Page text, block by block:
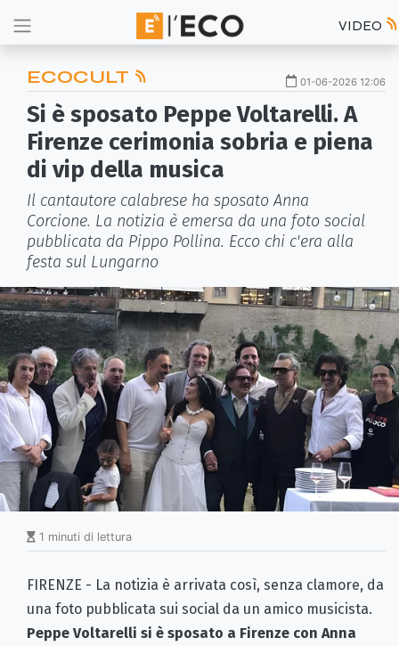
VIDEO
ECOCULT 01-06-2026 12:06
Si è sposato Peppe Voltarelli. A
Firenze cerimonia sobria e piena
di vip della musica
Il cantautore calabrese ha sposato Anna
Corcione. La notizia è emersa da una foto social
pubblicata da Pippo Pollina. Ecco chi c'era alla
festa sul Lungarno
1 minuti di lettura
FIRENZE - La notizia è arrivata così, senza clamore, da
una foto pubblicata sui social da un amico musicista.
Peppe Voltarelli si è sposato a Firenze con Anna